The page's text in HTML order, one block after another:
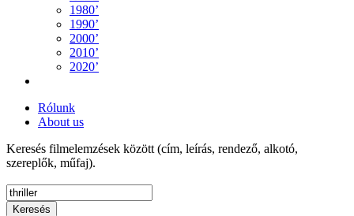
1980’
1990’
2000’
2010’
2020’
Rólunk
About us
Keresés filmelemzések között (cím, leírás, rendező, alkotó,
szereplők, műfaj).
Keresés